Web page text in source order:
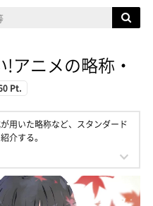
アニメの略称・
Pt.
用いた略称など、スタンダード
介する。